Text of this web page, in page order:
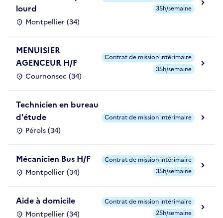
lourd
Montpellier (34)
35h/semaine
MENUISIER
AGENCEUR H/F
Cournonsec (34)
Contrat de mission intérimaire
35h/semaine
Technicien en bureau
d'étude
Pérols (34)
Contrat de mission intérimaire
Mécanicien Bus H/F
Montpellier (34)
Contrat de mission intérimaire
35h/semaine
Aide à domicile
Montpellier (34)
Contrat de mission intérimaire
25h/semaine